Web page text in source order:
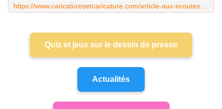
Quiz et jeux sur le dessin de presse
Actualités